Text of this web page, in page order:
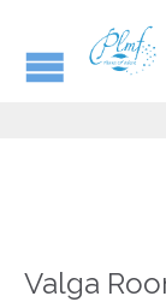
Valga